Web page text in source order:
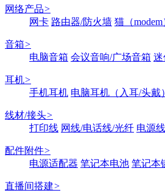
网络产品>
网卡 路由器/防火墙 猫（modem
音箱>
电脑音箱 会议音响/广场音箱 迷
耳机>
手机耳机 电脑耳机（入耳/头戴）
线材/接头>
打印线 网线/电话线/光纤 电源线
配件附件>
电源适配器 笔记本电池 笔记本
直播间搭建>